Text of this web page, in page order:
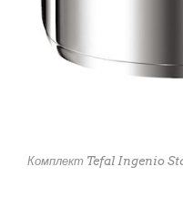
Комплект Tefal Ingenio